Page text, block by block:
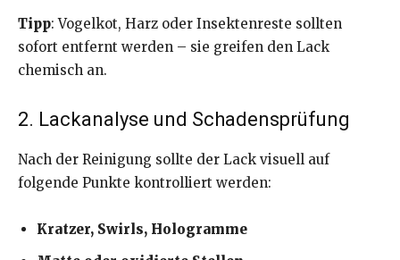
Tipp: Vogelkot, Harz oder Insektenreste sollten
sofort entfernt werden – sie greifen den Lack
chemisch an.
2. Lackanalyse und Schadensprüfung
Nach der Reinigung sollte der Lack visuell auf
folgende Punkte kontrolliert werden:
Kratzer, Swirls, Hologramme